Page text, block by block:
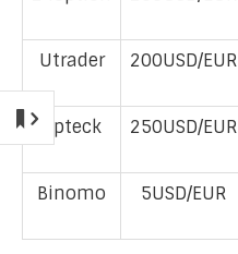
Utrader 200USD/EUR
Opteck 250USD/EUR
Binomo 5USD/EUR